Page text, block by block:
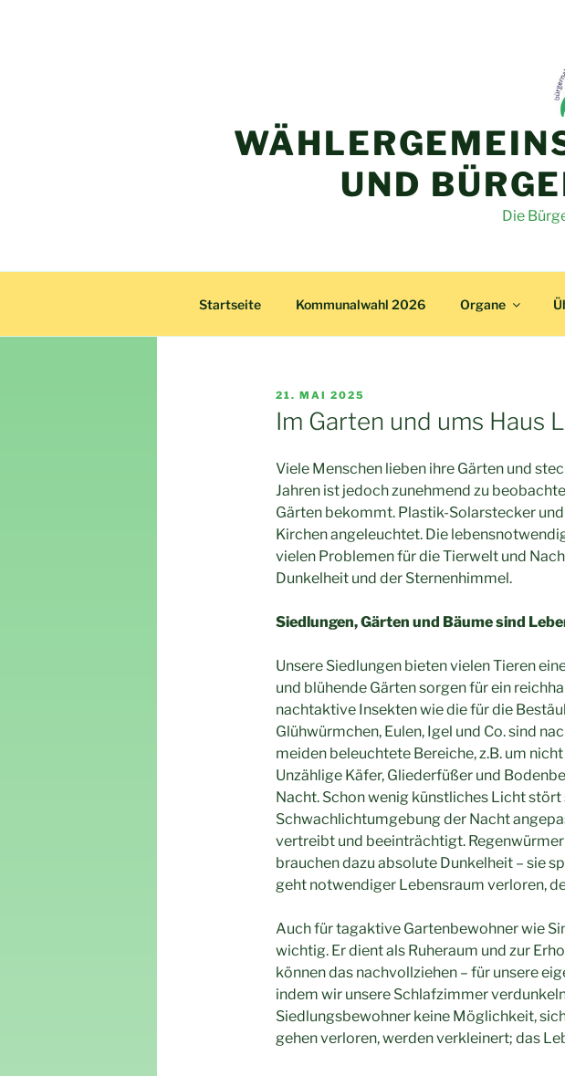
UND
Die
Startseite Kommunalwahl 2026 Organe
VERÖFFENTLICHT
AM
21. MAI 2025
Im Garten und ums Haus
Viele Menschen lieben ihre Gärten und
Jahren ist jedoch zunehmend zu
Gärten bekommt. Plastik-Solarstecker
Kirchen angeleuchtet. Die
vielen Problemen für die Tierwelt und
Dunkelheit und der Sternenhimmel.
Siedlungen, Gärten und Bäume sind
Unsere Siedlungen bieten vielen Tieren
und blühende Gärten sorgen für ein
nachtaktive Insekten wie die für die
Glühwürmchen, Eulen, Igel und Co. sind
meiden beleuchtete Bereiche, z.B. um
Unzählige Käfer, Gliederfüßer und
Nacht. Schon wenig künstliches Licht
Schwachlichtumgebung der Nacht
vertreibt und beeinträchtigt.
brauchen dazu absolute Dunkelheit – sie
geht notwendiger Lebensraum verloren,
Auch für tagaktive Gartenbewohner wie
wichtig. Er dient als Ruheraum und zur
können das nachvollziehen – für unsere
indem wir unsere Schlafzimmer
Siedlungsbewohner keine Möglichkeit,
gehen verloren, werden verkleinert; das